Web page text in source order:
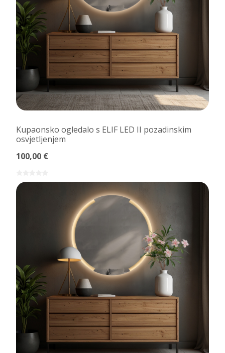
Kupaonsko ogledalo s ELIF LED II pozadinskim
osvjetljenjem
100,00 €